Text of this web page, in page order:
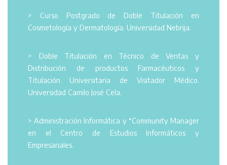
> Curso Postgrado de Doble Titulación en
Cosmetología y Dermatología. Universidad Nebrija.
> Doble Titulación en Técnico de Ventas y
Distribución de productos Farmacéuticos y
Titulación Universitaria de Visitador Médico.
Universidad Camilo José Cela.
> Administración Informática y “Community Manager
en el Centro de Estudios Informáticos y
Empresariales.